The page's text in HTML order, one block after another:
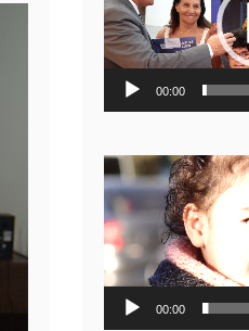
video
00:00
Reproductor
de
video
00:00